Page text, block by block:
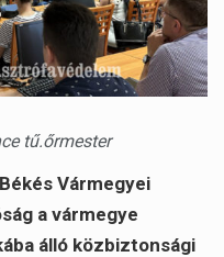
tű.őrmester
Vármegyei
a vármegye
álló közbiztonsági